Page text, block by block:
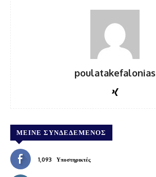
poulatakefalonias
ΜΕΊΝΕ ΣΥΝΔΕΔΕΜΈΝΟΣ
1,093 Υποστηρικτές